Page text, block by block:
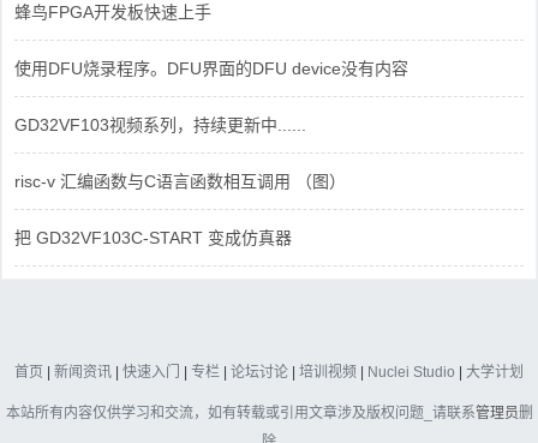
蜂鸟FPGA开发板快速上手
使用DFU烧录程序。DFU界面的DFU device没有内容
GD32VF103视频系列，持续更新中......
risc-v 汇编函数与C语言函数相互调用 （图）
把 GD32VF103C-START 变成仿真器
首页 | 新闻资讯 | 快速入门 | 专栏 | 论坛讨论 | 培训视频 | Nuclei Studio | 大学计划
本站所有内容仅供学习和交流，如有转载或引用文章涉及版权问题_请联系管理员删